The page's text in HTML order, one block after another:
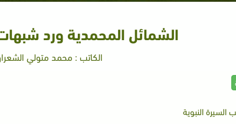
الشمائل المحمدية ورد
الكاتب : محمد متولي
السيرة النبوية